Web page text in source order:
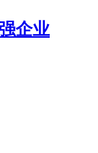
企业